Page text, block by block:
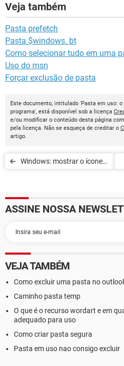
Veja também
Pasta prefetch
Pasta $windows. bt
Como selecionar tudo em uma
Uso do msn
Forçar exclusão de pasta
Este documento, intitulado 'Pasta em uso:
programa', está disponível sob a licença
e/ou modificar o conteúdo desta página
pela licença. Não se esqueça de creditar o
artigo.
Windows: mostrar o ícone
ASSINE NOSSA
VEJA TAMBÉM
Como excluir uma pasta no
Caminho pasta temp
O que é o recurso wordart e em
adequado para uso
Como criar pasta segura
Pasta em uso nao consigo excluir